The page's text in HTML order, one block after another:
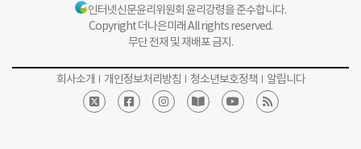
인터넷신문윤리위원회 윤리강령을 준수합니다.
Copyright 더나은미래 All rights reserved.
무단 전재 및 재배포 금지.
회사소개 개인정보처리방침 청소년보호정책 알립니다